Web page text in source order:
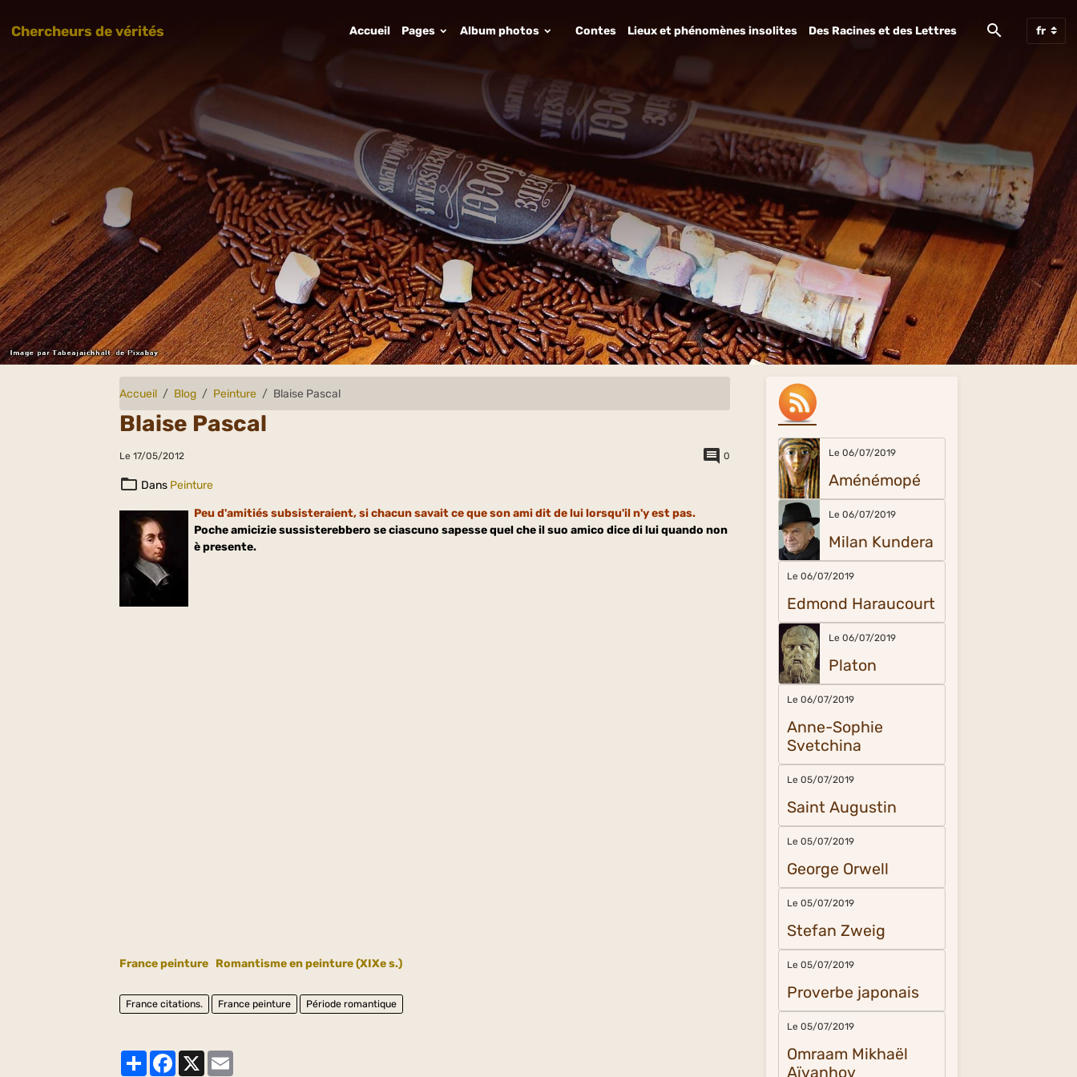
Chercheurs de vérités Accueil Pages Album photos Contes Lieux et phénomènes insolites Des Racines et des Lettres
Accueil Blog Peinture Blaise Pascal
Blaise Pascal
Le 17/05/2012 0
Dans Peinture
Peu d'amitiés subsisteraient, si chacun savait ce que son ami dit de lui lorsqu'il n'y est pas.
Poche amicizie sussisterebbero se ciascuno sapesse quel che il suo amico dice di lui quando non
è presente.
France peinture Romantisme en peinture (XIXe s.)
France citations. France peinture Période romantique
PartagerFacebook
X
Le 06/07/2019
Aménémopé
Le 06/07/2019
Milan Kundera
Le 06/07/2019
Edmond Haraucourt
Le 06/07/2019
Platon
Le 06/07/2019
Anne-Sophie
Svetchina
Le 05/07/2019
Saint Augustin
Le 05/07/2019
George Orwell
Le 05/07/2019
Stefan Zweig
Le 05/07/2019
Proverbe japonais
Le 05/07/2019
Omraam Mikhaël
Aïvanhov